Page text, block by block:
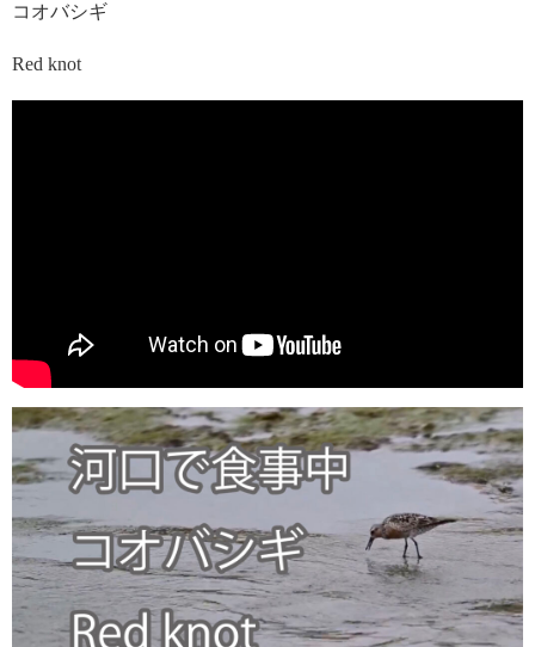
コオバシギ
Red knot